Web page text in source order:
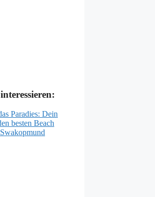
Paradies: Dein
besten Beach